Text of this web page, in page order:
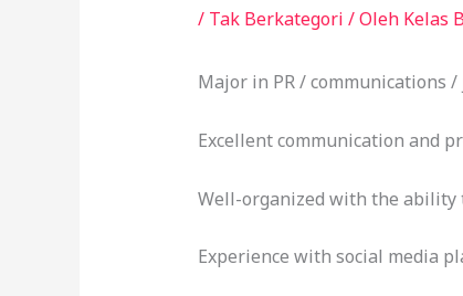
/ Tak Berkategori / Oleh Kelas
Major in PR / communications
Excellent communication and
Well-organized with the ability
Experience with social media